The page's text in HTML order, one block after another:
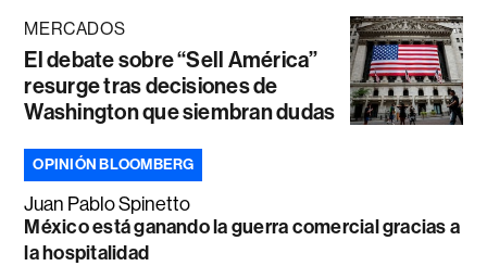
MERCADOS
El debate sobre “Sell América”
resurge tras decisiones de
Washington que siembran dudas
OPINIÓN BLOOMBERG
Juan Pablo Spinetto
México está ganando la guerra comercial gracias a
la hospitalidad